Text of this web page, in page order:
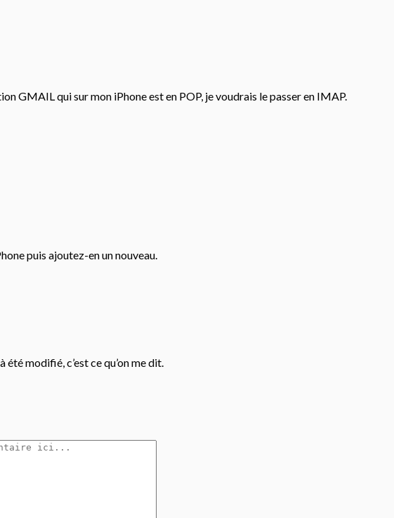
GMAIL qui sur mon iPhone est en POP, je voudrais le passer en IMAP.
puis ajoutez-en un nouveau.
modifié, c’est ce qu’on me dit.